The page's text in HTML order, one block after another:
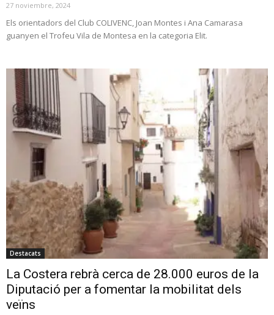
27 noviembre, 2024
Els orientadors del Club COLIVENC, Joan Montes i Ana Camarasa
guanyen el Trofeu Vila de Montesa en la categoria Elit.
Destacats
La Costera rebrà cerca de 28.000 euros de la
Diputació per a fomentar la mobilitat dels
veïns